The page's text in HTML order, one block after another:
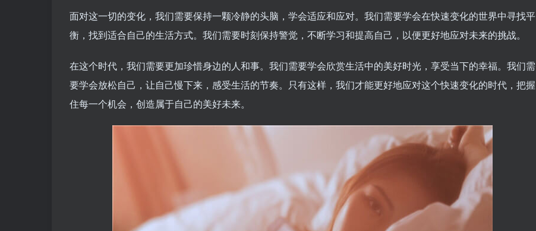
面对这一切的变化，我们需要保持一颗冷静的头脑，学会适应和应对。我们需要学会在快速变化的世界中寻找平
衡，找到适合自己的生活方式。我们需要时刻保持警觉，不断学习和提高自己，以便更好地应对未来的挑战。
在这个时代，我们需要更加珍惜身边的人和事。我们需要学会欣赏生活中的美好时光，享受当下的幸福。我们需
要学会放松自己，让自己慢下来，感受生活的节奏。只有这样，我们才能更好地应对这个快速变化的时代，把握
住每一个机会，创造属于自己的美好未来。